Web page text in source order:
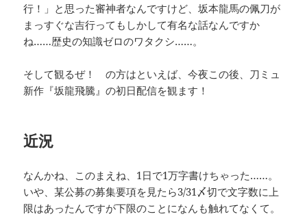
行！」と思った審神者なんですけど、坂本龍馬の佩刀が
まっすぐな吉行ってもしかして有名な話なんですか
ね……歴史の知識ゼロのワタクシ……。
そして観るぜ！ の方はといえば、今夜この後、刀ミュ
新作『坂龍飛騰』の初日配信を観ます！
近況
なんかね、このまえね、1日で1万字書けちゃった……。
いや、某公募の募集要項を見たら3/31〆切で文字数に上
限はあったんですが下限のことになんも触れてなくて。